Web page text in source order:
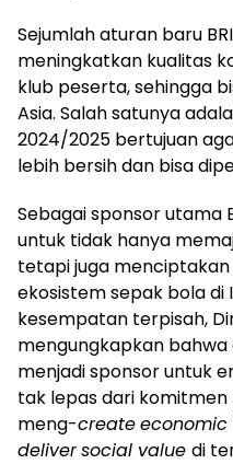
Sejumlah aturan baru
meningkatkan kualitas
klub peserta, sehingga
Asia. Salah satunya
2024/2025 bertujuan
lebih bersih dan bisa
Sebagai sponsor utama
untuk tidak hanya
tetapi juga
ekosistem sepak bola di
kesempatan terpisah,
mengungkapkan bahwa
menjadi sponsor untuk
tak lepas dari
meng-createeconomic
deliversocial value di